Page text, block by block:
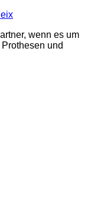
wenn es um
und